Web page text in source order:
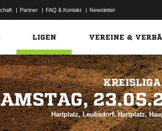
| Partner | FAQ & Kontakt | Newsletter
LIGEN VEREINE &
Hartplatz, Leubsdorf, Hartplatz,